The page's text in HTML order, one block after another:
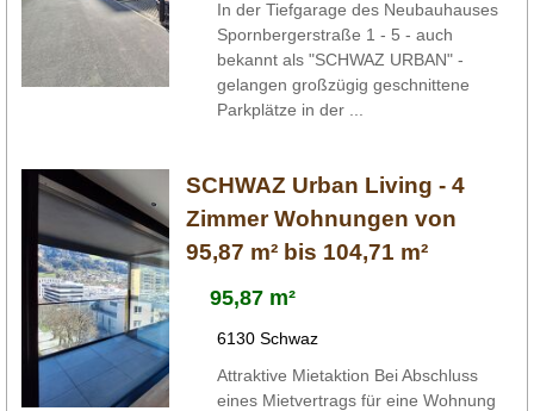
In der Tiefgarage des Neubauhauses
Spornbergerstraße 1 - 5 - auch
bekannt als "SCHWAZ URBAN" -
gelangen großzügig geschnittene
Parkplätze in der ...
SCHWAZ Urban Living - 4
Zimmer Wohnungen von
95,87 m² bis 104,71 m²
95,87 m²
6130 Schwaz
Attraktive Mietaktion Bei Abschluss
eines Mietvertrags für eine Wohnung